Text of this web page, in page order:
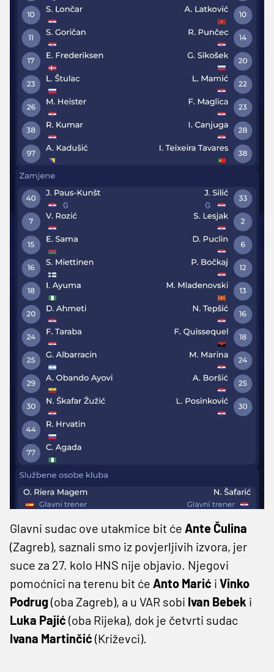
Glavni sudac ove utakmice bit će Ante Čulina
(Zagreb), saznali smo iz povjerljivih izvora, jer
suce za 27. kolo HNS nije objavio. Njegovi
pomoćnici na terenu bit će Anto Marić i Vinko
Podrug(oba Zagreb), a u VAR sobi Ivan Bebek i
Luka Pajić (oba Rijeka), dok je četvrti sudac
Ivana Martinčić (Križevci).